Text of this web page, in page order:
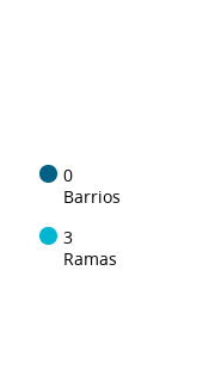
0
Barrios
3
Ramas